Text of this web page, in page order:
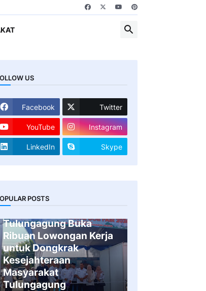
US
Facebook Twitter
YouTube Instagram
LinkedIn Skype
POSTS
Gandeng 47
Tulungagung Buka
Ribuan Lowongan Kerja
untuk Dongkrak
Kesejahteraan
Masyarakat
Tulungagung